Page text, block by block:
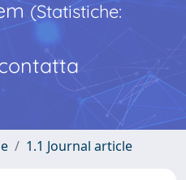
(Statistiche:
1.1 Journal article